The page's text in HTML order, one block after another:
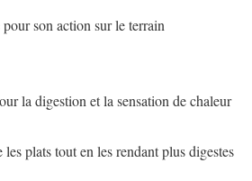
son action sur le terrain
la digestion et la sensation de chaleur
plats tout en les rendant plus digestes